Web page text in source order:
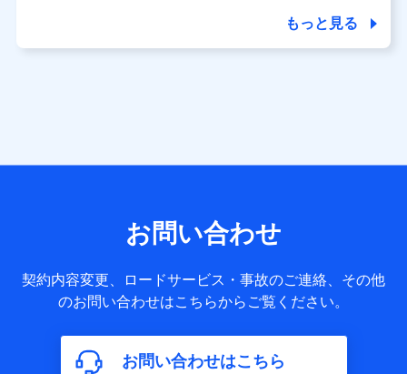
個人データは、こちら の利用目的の範囲内に限って共同利
用します。
サービス提供等を通じて取得した、以下の情報などの個人デ
基本情報
氏名、電話番号、メールアドレス、お客さまの識別子、
属性、連絡先、dポイントサービスのご利用に関する情
構成、住所、dポイント残高、dポイント利用履歴などが
含まれます。
もっと見る
お問い合わせ
契約内容変更、ロードサービス・事故のご連絡、その他
のお問い合わせはこちらからご覧ください。
お問い合わせはこちら